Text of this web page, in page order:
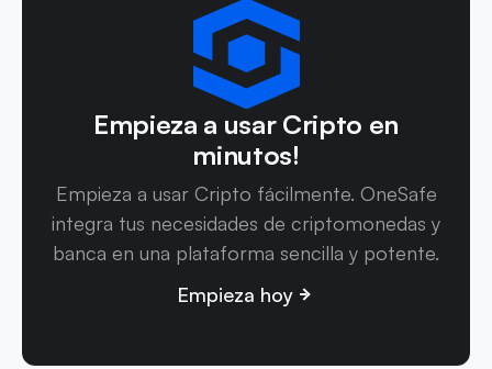
Empieza a usar Cripto en
minutos!
Empieza a usar Cripto fácilmente. OneSafe
integra tus necesidades de criptomonedas y
banca en una plataforma sencilla y potente.
Empieza hoy